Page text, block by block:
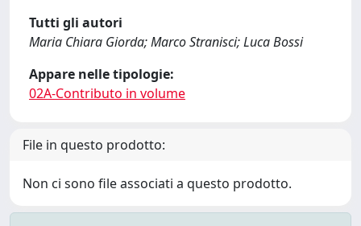
Tutti gli autori
Maria Chiara Giorda; Marco Stranisci; Luca Bossi
Appare nelle tipologie:
02A-Contributo in volume
File in questo prodotto:
Non ci sono file associati a questo prodotto.